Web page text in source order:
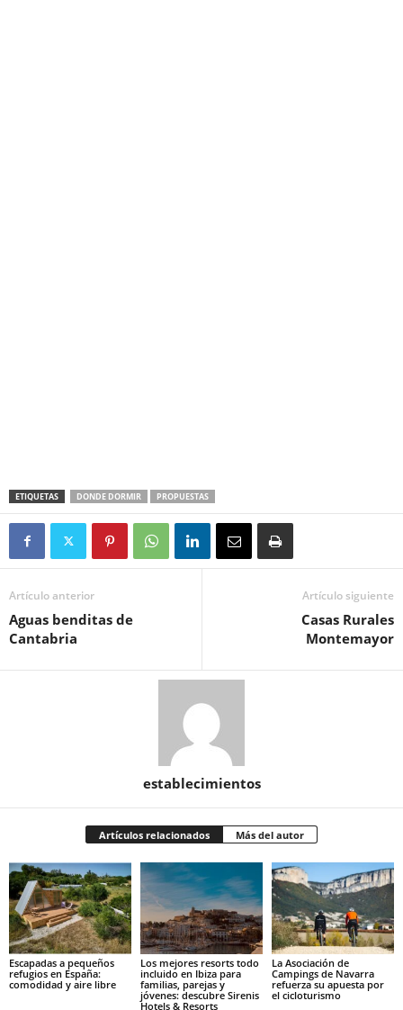
ETIQUETAS DONDE DORMIR PROPUESTAS
Artículo anterior
Aguas benditas de
Cantabria
Artículo siguiente
Casas Rurales
Montemayor
establecimientos
Artículos relacionados Más del autor
Escapadas a pequeños
refugios en España:
comodidad y aire libre
Los mejores resorts todo
incluido en Ibiza para
familias, parejas y
jóvenes: descubre Sirenis
Hotels & Resorts
La Asociación de
Campings de Navarra
refuerza su apuesta por
el cicloturismo